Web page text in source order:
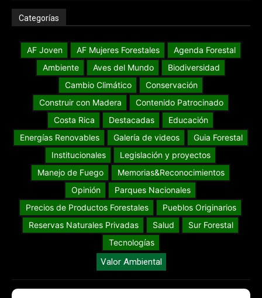
Categorías
AF Joven AF Mujeres Forestales
Agenda Forestal
Ambiente
Aves del Mundo
Biodiversidad
Cambio Climático
Conservación
Construir con Madera
Contenido Patrocinado
Costa Rica
Destacadas
Educación
Energías Renovables
Galería de videos
Guia Forestal
Institucionales
Legislación y proyectos
Manejo de Fuego
Memorias&Reconocimientos
Opinión
Parques Nacionales
Precios de Productos Forestales
Pueblos Originarios
Reservas Naturales Privadas
Salud
Sur Forestal
Tecnologías
Valor Ambiental